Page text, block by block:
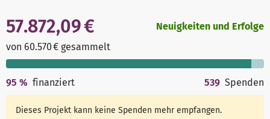
57.872,09 €
von 60.570 € gesammelt
Neuigkeiten und Erfolge
95 % finanziert 539 Spenden
Dieses Projekt kann keine Spenden mehr empfangen.